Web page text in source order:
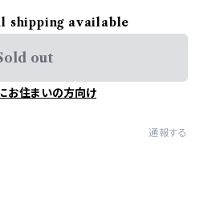
shipping available
out
お住まいの方向け
通報する